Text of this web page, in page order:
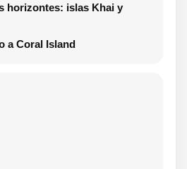
horizontes: islas Khai y
a Coral Island